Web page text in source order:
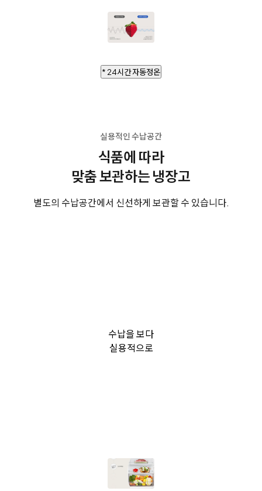
* 24시간 자동정온
실용적인 수납공간
식품에 따라
맞춤 보관하는 냉장고
별도의 수납공간에서 신선하게 보관할 수 있습니다.
수납을 보다
실용적으로